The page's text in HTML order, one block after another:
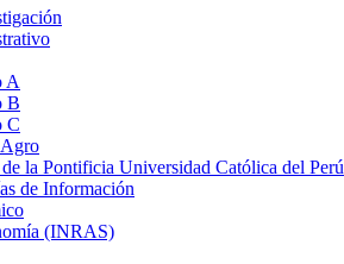
A
B
C
la Pontificia Universidad Católica del Perú
de Información
(INRAS)